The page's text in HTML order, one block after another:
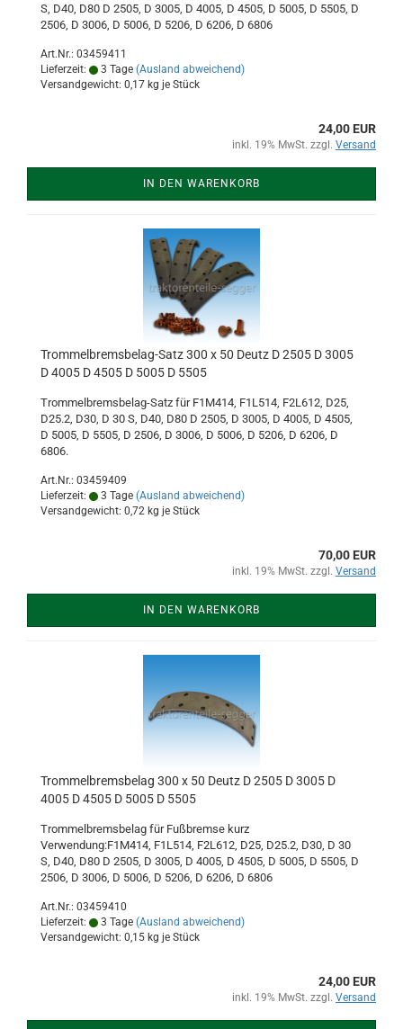
S, D40, D80 D 2505, D 3005, D 4005, D 4505, D 5005, D 5505, D
2506, D 3006, D 5006, D 5206, D 6206, D 6806
Art.Nr.: 03459411
Lieferzeit:
3 Tage (Ausland abweichend)
Versandgewicht: 0,17 kg je Stück
24,00 EUR
inkl. 19% MwSt. zzgl. Versand
IN DEN WARENKORB
Trommelbremsbelag-Satz 300 x 50 Deutz D 2505 D 3005
D 4005 D 4505 D 5005 D 5505
Trommelbremsbelag-Satz für F1M414, F1L514, F2L612, D25,
D25.2, D30, D 30 S, D40, D80 D 2505, D 3005, D 4005, D 4505,
D 5005, D 5505, D 2506, D 3006, D 5006, D 5206, D 6206, D
6806.
Art.Nr.: 03459409
Lieferzeit:
3 Tage (Ausland abweichend)
Versandgewicht: 0,72 kg je Stück
70,00 EUR
inkl. 19% MwSt. zzgl. Versand
IN DEN WARENKORB
Trommelbremsbelag 300 x 50 Deutz D 2505 D 3005 D
4005 D 4505 D 5005 D 5505
Trommelbremsbelag für Fußbremse kurz
Verwendung:F1M414, F1L514, F2L612, D25, D25.2, D30, D 30
S, D40, D80 D 2505, D 3005, D 4005, D 4505, D 5005, D 5505, D
2506, D 3006, D 5006, D 5206, D 6206, D 6806
Art.Nr.: 03459410
Lieferzeit:
3 Tage (Ausland abweichend)
Versandgewicht: 0,15 kg je Stück
24,00 EUR
inkl. 19% MwSt. zzgl. Versand